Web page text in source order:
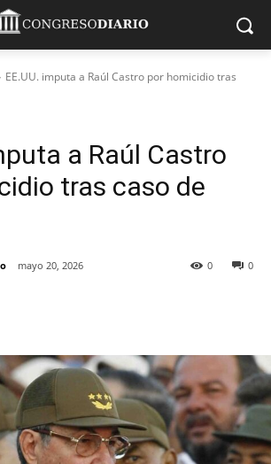
EE.UU. imputa a Raúl Castro por homicidio tras
a Raúl Castro
tras caso de
mayo 20, 2026 0
0